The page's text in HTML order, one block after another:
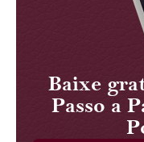
Baixe
Passo a